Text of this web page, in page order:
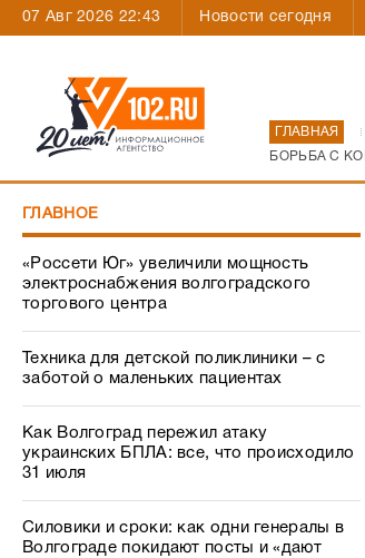
07 Авг 2026 22:43 Новости сегодня
ГЛАВНАЯ
БОРЬБА С
ГЛАВНОЕ
«Россети Юг» увеличили мощность
электроснабжения волгоградского
торгового центра
Техника для детской поликлиники – с
заботой о маленьких пациентах
Как Волгоград пережил атаку
украинских БПЛА: все, что происходило
31 июля
Силовики и сроки: как одни генералы в
Волгограде покидают посты и «дают